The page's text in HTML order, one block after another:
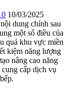
10/03/2025
dung chính sau
một số điều của
quả khu vực miền
kiệm năng lượng
nâng cao năng
cấp dịch vụ